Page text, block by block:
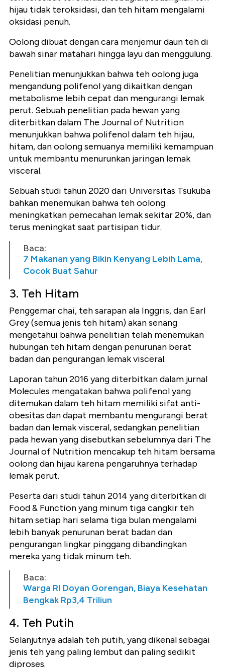
hijau tidak teroksidasi, dan teh hitam mengalami
oksidasi penuh.
Oolong dibuat dengan cara menjemur daun teh di
bawah sinar matahari hingga layu dan menggulung.
Penelitian menunjukkan bahwa teh oolong juga
mengandung polifenol yang dikaitkan dengan
metabolisme lebih cepat dan mengurangi lemak
perut. Sebuah penelitian pada hewan yang
diterbitkan dalam The Journal of Nutrition
menunjukkan bahwa polifenol dalam teh hijau,
hitam, dan oolong semuanya memiliki kemampuan
untuk membantu menurunkan jaringan lemak
visceral.
Sebuah studi tahun 2020 dari Universitas Tsukuba
bahkan menemukan bahwa teh oolong
meningkatkan pemecahan lemak sekitar 20%, dan
terus meningkat saat partisipan tidur.
Baca:
7 Makanan yang Bikin Kenyang Lebih Lama,
Cocok Buat Sahur
3. Teh Hitam
Penggemar chai, teh sarapan ala Inggris, dan Earl
Grey (semua jenis teh hitam) akan senang
mengetahui bahwa penelitian telah menemukan
hubungan teh hitam dengan penurunan berat
badan dan pengurangan lemak visceral.
Laporan tahun 2016 yang diterbitkan dalam jurnal
Molecules mengatakan bahwa polifenol yang
ditemukan dalam teh hitam memiliki sifat anti-
obesitas dan dapat membantu mengurangi berat
badan dan lemak visceral, sedangkan penelitian
pada hewan yang disebutkan sebelumnya dari The
Journal of Nutrition mencakup teh hitam bersama
oolong dan hijau karena pengaruhnya terhadap
lemak perut.
Peserta dari studi tahun 2014 yang diterbitkan di
Food & Function yang minum tiga cangkir teh
hitam setiap hari selama tiga bulan mengalami
lebih banyak penurunan berat badan dan
pengurangan lingkar pinggang dibandingkan
mereka yang tidak minum teh.
Baca:
Warga RI Doyan Gorengan, Biaya Kesehatan
Bengkak Rp3,4 Triliun
4. Teh Putih
Selanjutnya adalah teh putih, yang dikenal sebagai
jenis teh yang paling lembut dan paling sedikit
diproses.